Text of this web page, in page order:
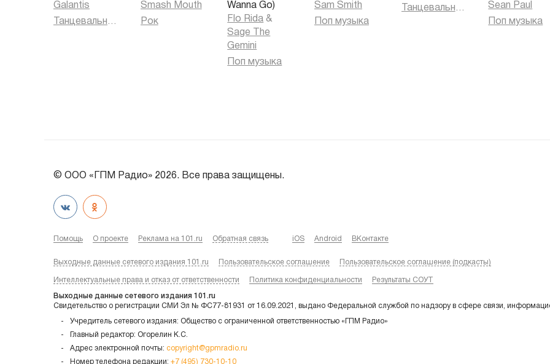
Galantis
Танцевальная музыка
Smash Mouth
Рок
Wanna Go)
Flo Rida &
Sage The
Gemini
Поп музыка
Sam Smith
Поп музыка
Танцевальная музыка
Sean Paul
Поп музыка
© ООО «ГПМ Радио» 2026. Все права защищены.
Помощь О проекте Реклама на 101.ru Обратная связь iOS Android ВКонтакте
Выходные данные сетевого издания 101.ru Пользовательское соглашение Пользовательское соглашение (подкасты)
Интеллектуальные права и отказ от ответственности Политика конфиденциальности Результаты СОУТ
Выходные данные сетевого издания 101.ru
Свидетельство о регистрации СМИ Эл № ФС77-81931 от 16.09.2021, выдано Федеральной службой по надзору в сфере связи,
Учредитель сетевого издания: Общество с ограниченной ответственностью «ГПМ Радио»
Главный редактор: Огорелин К.С.
Адрес электронной почты: copyright@gpmradio.ru
Номер телефона редакции: +7 (495) 730-10-10